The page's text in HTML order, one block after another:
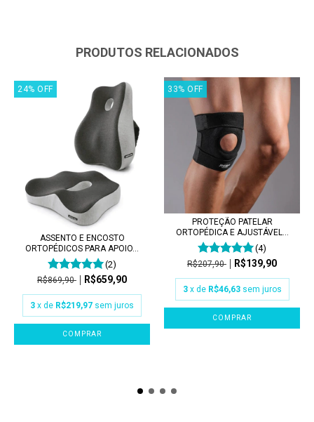
PRODUTOS RELACIONADOS
24% OFF
ASSENTO E ENCOSTO
ORTOPÉDICOS PARA APOIO...
(2)
R$869,90 R$659,90
3 x de R$219,97 sem juros
COMPRAR
33% OFF
PROTEÇÃO PATELAR
ORTOPÉDICA E AJUSTÁVEL...
(4)
R$207,90 R$139,90
3 x de R$46,63 sem juros
COMPRAR